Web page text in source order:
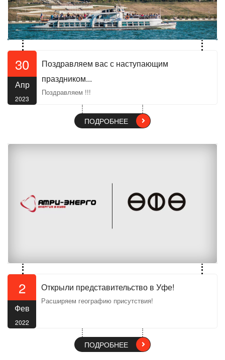
30
Апр
2023
Поздравляем вас с наступающим
праздником...
Поздравляем !!!
ПОДРОБНЕЕ
2
Фев
2022
Открыли представительство в Уфе!
Расширяем географию присутствия!
ПОДРОБНЕЕ